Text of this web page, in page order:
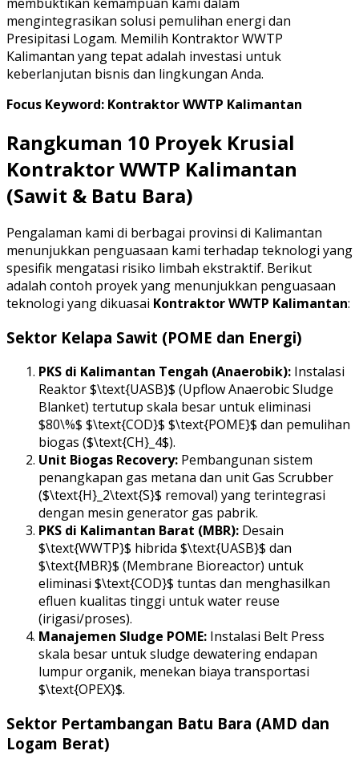
mengintegrasikan solusi pemulihan energi dan
Presipitasi Logam. Memilih Kontraktor WWTP
Kalimantan yang tepat adalah investasi untuk
keberlanjutan bisnis dan lingkungan Anda.
Focus Keyword: Kontraktor WWTP Kalimantan
Rangkuman 10 Proyek Krusial
Kontraktor WWTP Kalimantan
(Sawit & Batu Bara)
Pengalaman kami di berbagai provinsi di Kalimantan
menunjukkan penguasaan kami terhadap teknologi yang
spesifik mengatasi risiko limbah ekstraktif. Berikut
adalah contoh proyek yang menunjukkan penguasaan
teknologi yang dikuasai Kontraktor WWTP Kalimantan:
Sektor Kelapa Sawit (POME dan Energi)
PKS di Kalimantan Tengah (Anaerobik): Instalasi
Reaktor $\text{UASB}$ (Upflow Anaerobic Sludge
Blanket) tertutup skala besar untuk eliminasi
$80\%$ $\text{COD}$ $\text{POME}$ dan pemulihan
biogas ($\text{CH}_4$).
Unit Biogas Recovery: Pembangunan sistem
penangkapan gas metana dan unit Gas Scrubber
($\text{H}_2\text{S}$ removal) yang terintegrasi
dengan mesin generator gas pabrik.
PKS di Kalimantan Barat (MBR): Desain
$\text{WWTP}$ hibrida $\text{UASB}$ dan
$\text{MBR}$ (Membrane Bioreactor) untuk
eliminasi $\text{COD}$ tuntas dan menghasilkan
efluen kualitas tinggi untuk water reuse
(irigasi/proses).
Manajemen Sludge POME: Instalasi Belt Press
skala besar untuk sludge dewatering endapan
lumpur organik, menekan biaya transportasi
$\text{OPEX}$.
Sektor Pertambangan Batu Bara (AMD dan
Logam Berat)